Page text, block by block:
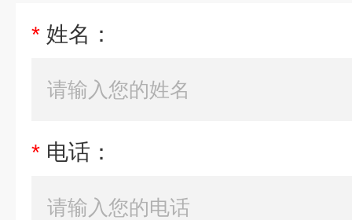
* 姓名：
* 电话：